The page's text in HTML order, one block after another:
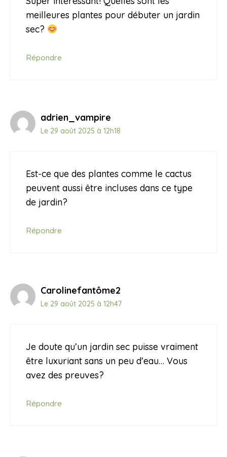
meilleures plantes pour débuter un jardin
sec?
Répondre
adrien_vampire
Le 29 août 2025 à 12h18
Est-ce que des plantes comme le cactus
peuvent aussi être incluses dans ce type
de jardin?
Répondre
Carolinefantôme2
Le 29 août 2025 à 12h47
Je doute qu’un jardin sec puisse vraiment
être luxuriant sans un peu d’eau… Vous
avez des preuves?
Répondre